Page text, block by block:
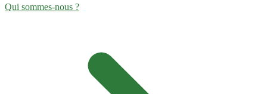
Qui sommes-nous ?